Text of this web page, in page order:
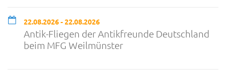
22.08.2026 - 22.08.2026
Antik-Fliegen der Antikfreunde Deutschland
beim MFG Weilmünster